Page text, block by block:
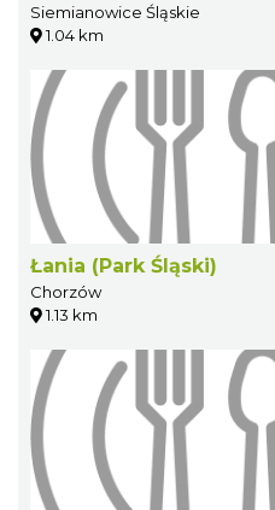
Siemianowice Śląskie
1.04 km
Łania (Park Śląski)
Chorzów
1.13 km